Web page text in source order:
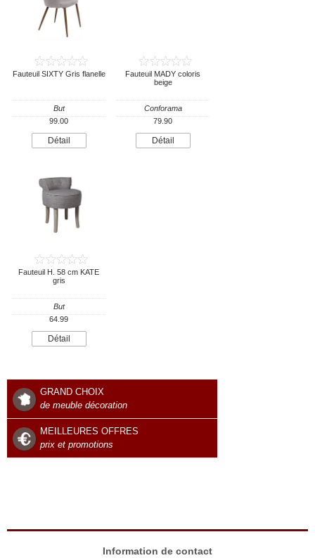
Fauteuil SIXTY Gris flanelle
But
99.00
Détail
Fauteuil MADY coloris
beige
Conforama
79.90
Détail
Fauteuil H. 58 cm KATE
gris
But
64.99
Détail
GRAND CHOIX
de meuble décoration
MEILLEURES OFFRES
prix et promotions
Information de contact